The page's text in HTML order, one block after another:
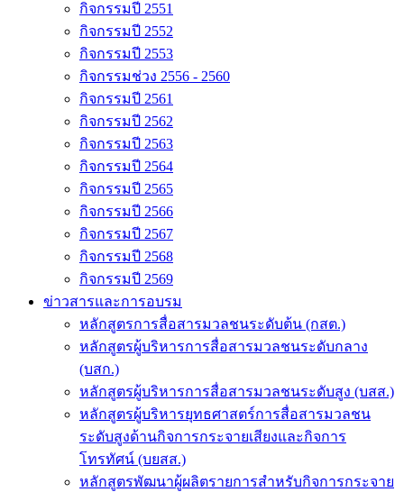
กิจกรรมปี 2551
กิจกรรมปี 2552
กิจกรรมปี 2553
กิจกรรมช่วง 2556 - 2560
กิจกรรมปี 2561
กิจกรรมปี 2562
กิจกรรมปี 2563
กิจกรรมปี 2564
กิจกรรมปี 2565
กิจกรรมปี 2566
กิจกรรมปี 2567
กิจกรรมปี 2568
กิจกรรมปี 2569
ข่าวสารและการอบรม
หลักสูตรการสื่อสารมวลชนระดับต้น (กสต.)
หลักสูตรผู้บริหารการสื่อสารมวลชนระดับกลาง
(บสก.)
หลักสูตรผู้บริหารการสื่อสารมวลชนระดับสูง (บสส.)
หลักสูตรผู้บริหารยุทธศาสตร์การสื่อสารมวลชน
ระดับสูงด้านกิจการกระจายเสียงและกิจการ
โทรทัศน์ (บยสส.)
หลักสูตรพัฒนาผู้ผลิตรายการสำหรับกิจการกระจาย